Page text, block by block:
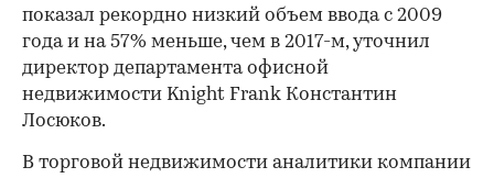
показал рекордно низкий объем ввода с 2009
года и на 57% меньше, чем в 2017-м, уточнил
директор департамента офисной
недвижимости Knight Frank Константин
Лосюков.
В торговой недвижимости аналитики компании